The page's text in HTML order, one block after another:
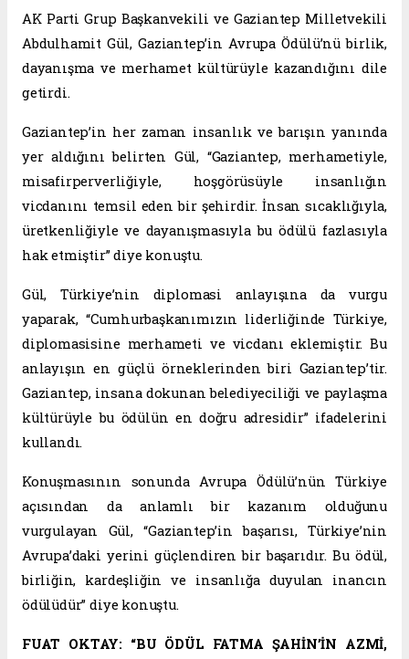
AK Parti Grup Başkanvekili ve Gaziantep Milletvekili
Abdulhamit Gül, Gaziantep’in Avrupa Ödülü’nü birlik,
dayanışma ve merhamet kültürüyle kazandığını dile
getirdi.
Gaziantep’in her zaman insanlık ve barışın yanında
yer aldığını belirten Gül, “Gaziantep, merhametiyle,
misafirperverliğiyle, hoşgörüsüyle insanlığın
vicdanını temsil eden bir şehirdir. İnsan sıcaklığıyla,
üretkenliğiyle ve dayanışmasıyla bu ödülü fazlasıyla
hak etmiştir” diye konuştu.
Gül, Türkiye’nin diplomasi anlayışına da vurgu
yaparak, “Cumhurbaşkanımızın liderliğinde Türkiye,
diplomasisine merhameti ve vicdanı eklemiştir. Bu
anlayışın en güçlü örneklerinden biri Gaziantep’tir.
Gaziantep, insana dokunan belediyeciliği ve paylaşma
kültürüyle bu ödülün en doğru adresidir” ifadelerini
kullandı.
Konuşmasının sonunda Avrupa Ödülü’nün Türkiye
açısından da anlamlı bir kazanım olduğunu
vurgulayan Gül, “Gaziantep’in başarısı, Türkiye’nin
Avrupa’daki yerini güçlendiren bir başarıdır. Bu ödül,
birliğin, kardeşliğin ve insanlığa duyulan inancın
ödülüdür” diye konuştu.
FUAT OKTAY: “BU ÖDÜL FATMA ŞAHİN’İN AZMİ,